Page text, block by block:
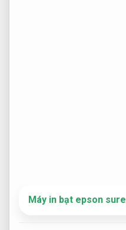
Máy in bạt epson